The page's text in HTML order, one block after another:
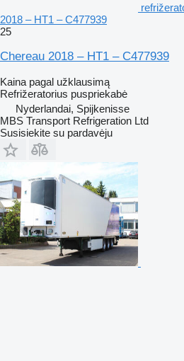
2018 – HT1 – C477939
25
Chereau 2018 – HT1 – C477939
Kaina pagal užklausimą
Refrižeratorius puspriekabė
Nyderlandai, Spijkenisse
MBS Transport Refrigeration Ltd
Susisiekite su pardavėju